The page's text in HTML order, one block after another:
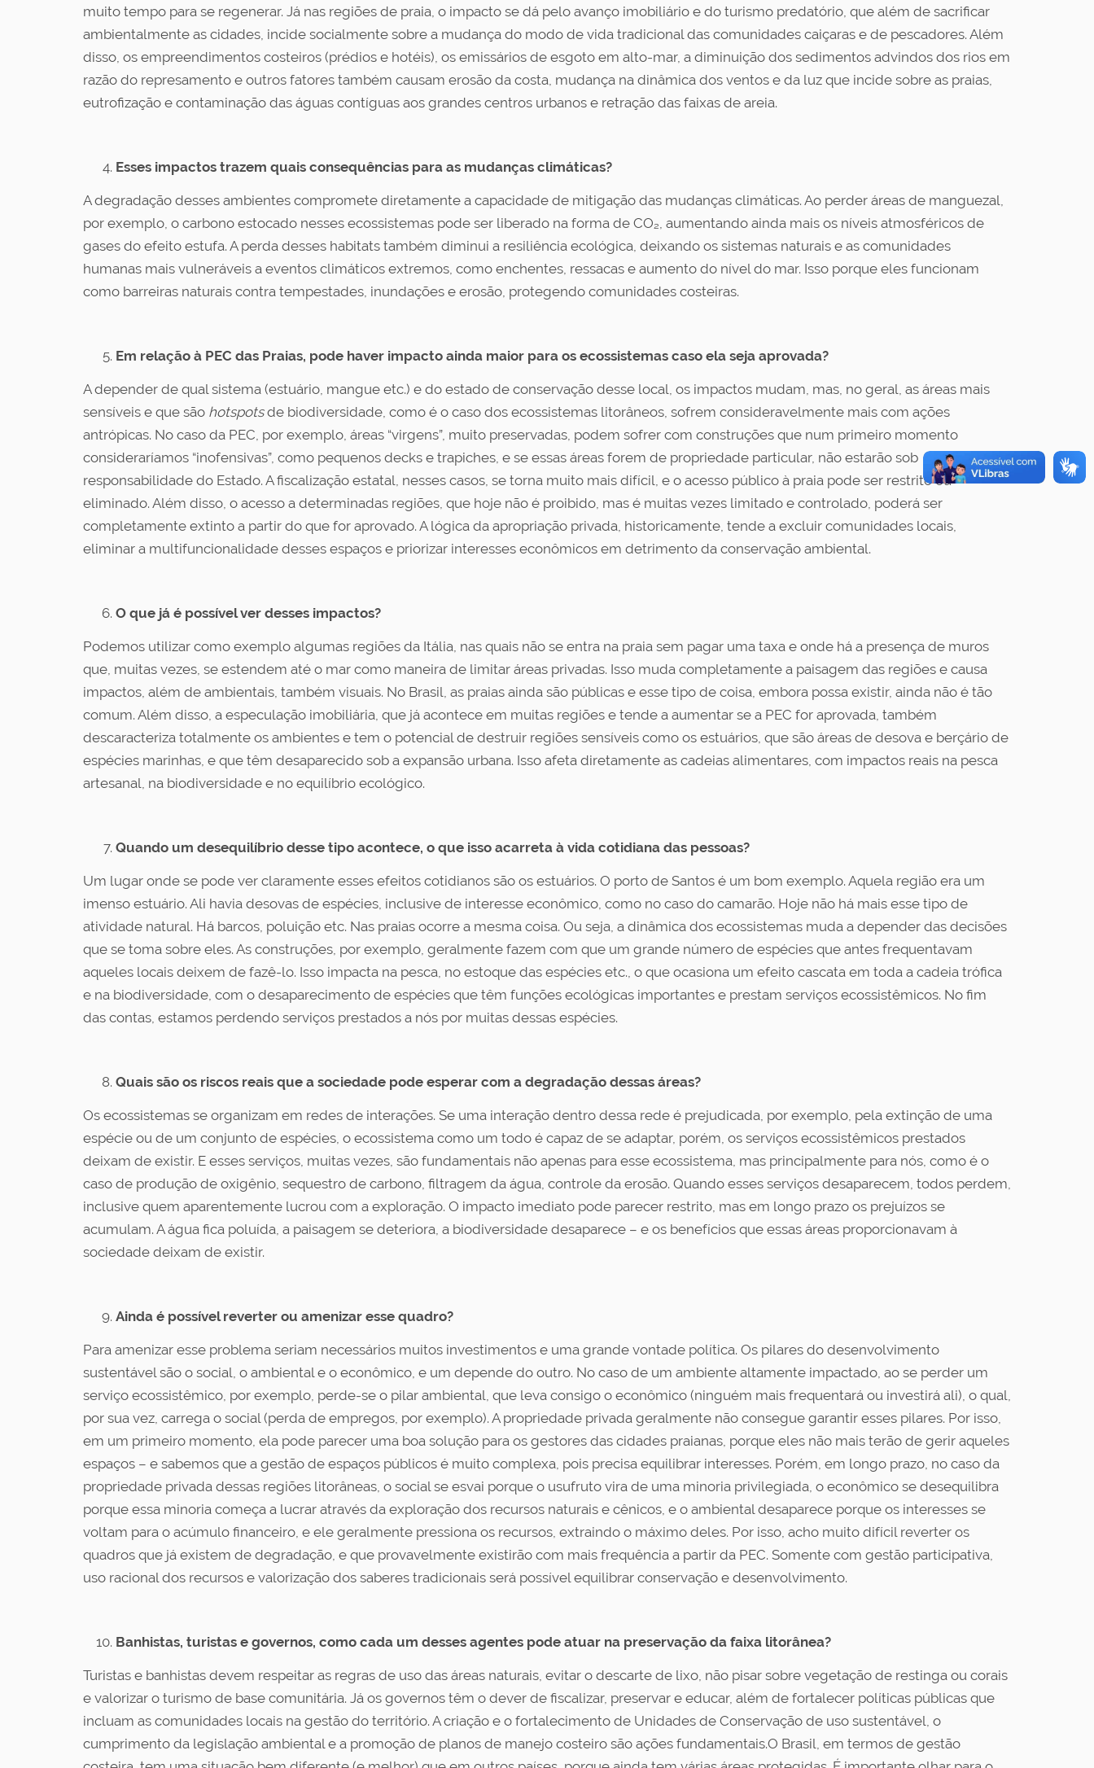
muito tempo para se regenerar. Já nas regiões de praia, o impacto se dá pelo avanço imobiliário e do turismo predatório, que além de sacrificar
ambientalmente as cidades, incide socialmente sobre a mudança do modo de vida tradicional das comunidades caiçaras e de pescadores. Além
disso, os empreendimentos costeiros (prédios e hotéis), os emissários de esgoto em alto-mar, a diminuição dos sedimentos advindos dos rios em
razão do represamento e outros fatores também causam erosão da costa, mudança na dinâmica dos ventos e da luz que incide sobre as praias,
eutrofização e contaminação das águas contíguas aos grandes centros urbanos e retração das faixas de areia.
Esses impactos trazem quais consequências para as mudanças climáticas?
A degradação desses ambientes compromete diretamente a capacidade de mitigação das mudanças climáticas. Ao perder áreas de manguezal,
por exemplo, o carbono estocado nesses ecossistemas pode ser liberado na forma de CO₂, aumentando ainda mais os níveis atmosféricos de
gases do efeito estufa. A perda desses habitats também diminui a resiliência ecológica, deixando os sistemas naturais e as comunidades
humanas mais vulneráveis a eventos climáticos extremos, como enchentes, ressacas e aumento do nível do mar. Isso porque eles funcionam
como barreiras naturais contra tempestades, inundações e erosão, protegendo comunidades costeiras.
Em relação à PEC das Praias, pode haver impacto ainda maior para os ecossistemas caso ela seja aprovada?
A depender de qual sistema (estuário, mangue etc.) e do estado de conservação desse local, os impactos mudam, mas, no geral, as áreas mais
sensíveis e que são hotspotsde biodiversidade, como é o caso dos ecossistemas litorâneos, sofrem consideravelmente mais com ações
antrópicas. No caso da PEC, por exemplo, áreas “virgens”, muito preservadas, podem sofrer com construções que num primeiro momento
consideraríamos “inofensivas”, como pequenos decks e trapiches, e se essas áreas forem de propriedade particular, não estarão sob
responsabilidade do Estado. A fiscalização estatal, nesses casos, se torna muito mais difícil, e o acesso público à praia pode ser restrito ou
eliminado. Além disso, o acesso a determinadas regiões, que hoje não é proibido, mas é muitas vezes limitado e controlado, poderá ser
completamente extinto a partir do que for aprovado. A lógica da apropriação privada, historicamente, tende a excluir comunidades locais,
eliminar a multifuncionalidade desses espaços e priorizar interesses econômicos em detrimento da conservação ambiental.
O que já é possível ver desses impactos?
Podemos utilizar como exemplo algumas regiões da Itália, nas quais não se entra na praia sem pagar uma taxa e onde há a presença de muros
que, muitas vezes, se estendem até o mar como maneira de limitar áreas privadas. Isso muda completamente a paisagem das regiões e causa
impactos, além de ambientais, também visuais. No Brasil, as praias ainda são públicas e esse tipo de coisa, embora possa existir, ainda não é tão
comum. Além disso, a especulação imobiliária, que já acontece em muitas regiões e tende a aumentar se a PEC for aprovada, também
descaracteriza totalmente os ambientes e tem o potencial de destruir regiões sensíveis como os estuários, que são áreas de desova e berçário de
espécies marinhas, e que têm desaparecido sob a expansão urbana. Isso afeta diretamente as cadeias alimentares, com impactos reais na pesca
artesanal, na biodiversidade e no equilíbrio ecológico.
Quando um desequilíbrio desse tipo acontece, o que isso acarreta à vida cotidiana das pessoas?
Um lugar onde se pode ver claramente esses efeitos cotidianos são os estuários. O porto de Santos é um bom exemplo. Aquela região era um
imenso estuário. Ali havia desovas de espécies, inclusive de interesse econômico, como no caso do camarão. Hoje não há mais esse tipo de
atividade natural. Há barcos, poluição etc. Nas praias ocorre a mesma coisa. Ou seja, a dinâmica dos ecossistemas muda a depender das decisões
que se toma sobre eles. As construções, por exemplo, geralmente fazem com que um grande número de espécies que antes frequentavam
aqueles locais deixem de fazê-lo. Isso impacta na pesca, no estoque das espécies etc., o que ocasiona um efeito cascata em toda a cadeia trófica
e na biodiversidade, com o desaparecimento de espécies que têm funções ecológicas importantes e prestam serviços ecossistêmicos. No fim
das contas, estamos perdendo serviços prestados a nós por muitas dessas espécies.
Quais são os riscos reais que a sociedade pode esperar com a degradação dessas áreas?
Os ecossistemas se organizam em redes de interações. Se uma interação dentro dessa rede é prejudicada, por exemplo, pela extinção de uma
espécie ou de um conjunto de espécies, o ecossistema como um todo é capaz de se adaptar, porém, os serviços ecossistêmicos prestados
deixam de existir. E esses serviços, muitas vezes, são fundamentais não apenas para esse ecossistema, mas principalmente para nós, como é o
caso de produção de oxigênio, sequestro de carbono, filtragem da água, controle da erosão. Quando esses serviços desaparecem, todos perdem,
inclusive quem aparentemente lucrou com a exploração. O impacto imediato pode parecer restrito, mas em longo prazo os prejuízos se
acumulam. A água fica poluída, a paisagem se deteriora, a biodiversidade desaparece – e os benefícios que essas áreas proporcionavam à
sociedade deixam de existir.
Ainda é possível reverter ou amenizar esse quadro?
Para amenizar esse problema seriam necessários muitos investimentos e uma grande vontade política. Os pilares do desenvolvimento
sustentável são o social, o ambiental e o econômico, e um depende do outro. No caso de um ambiente altamente impactado, ao se perder um
serviço ecossistêmico, por exemplo, perde-se o pilar ambiental, que leva consigo o econômico (ninguém mais frequentará ou investirá ali), o qual,
por sua vez, carrega o social (perda de empregos, por exemplo). A propriedade privada geralmente não consegue garantir esses pilares. Por isso,
em um primeiro momento, ela pode parecer uma boa solução para os gestores das cidades praianas, porque eles não mais terão de gerir aqueles
espaços – e sabemos que a gestão de espaços públicos é muito complexa, pois precisa equilibrar interesses. Porém, em longo prazo, no caso da
propriedade privada dessas regiões litorâneas, o social se esvai porque o usufruto vira de uma minoria privilegiada, o econômico se desequilibra
porque essa minoria começa a lucrar através da exploração dos recursos naturais e cênicos, e o ambiental desaparece porque os interesses se
voltam para o acúmulo financeiro, e ele geralmente pressiona os recursos, extraindo o máximo deles. Por isso, acho muito difícil reverter os
quadros que já existem de degradação, e que provavelmente existirão com mais frequência a partir da PEC. Somente com gestão participativa,
uso racional dos recursos e valorização dos saberes tradicionais será possível equilibrar conservação e desenvolvimento.
Banhistas, turistas e governos, como cada um desses agentes pode atuar na preservação da faixa litorânea?
Turistas e banhistas devem respeitar as regras de uso das áreas naturais, evitar o descarte de lixo, não pisar sobre vegetação de restinga ou corais
e valorizar o turismo de base comunitária. Já os governos têm o dever de fiscalizar, preservar e educar, além de fortalecer políticas públicas que
incluam as comunidades locais na gestão do território. A criação e o fortalecimento de Unidades de Conservação de uso sustentável, o
cumprimento da legislação ambiental e a promoção de planos de manejo costeiro são ações fundamentais.O Brasil, em termos de gestão